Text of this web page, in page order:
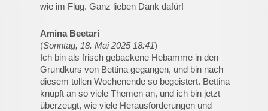
wie im Flug. Ganz lieben Dank dafür!
Amina Beetari
(Sonntag, 18. Mai 2025 18:41)
Ich bin als frisch gebackene Hebamme in den
Grundkurs von Bettina gegangen, und bin nach
diesem tollen Wochenende so begeistert. Bettina
knüpft an so viele Themen an, und ich bin jetzt
überzeugt, wie viele Herausforderungen und